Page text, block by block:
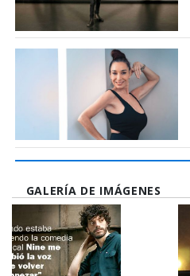
GALERÍA DE IMÁGENES